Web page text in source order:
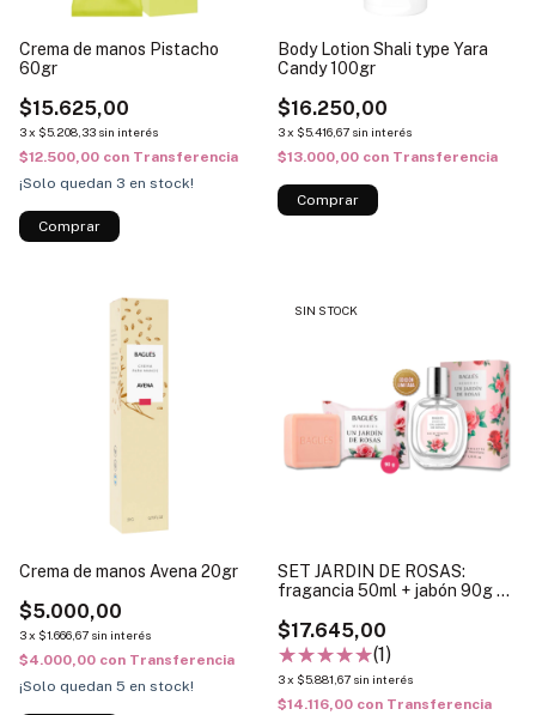
Crema de manos Pistacho
60gr
$15.625,00
3x $5.208,33 sin interés
$12.500,00 con Transferencia
¡Solo quedan 3 en stock!
Body Lotion Shali type Yara
Candy 100gr
$16.250,00
3x $5.416,67 sin interés
$13.000,00 con Transferencia
Crema de manos Avena 20gr
$5.000,00
3x $1.666,67 sin interés
$4.000,00 con Transferencia
¡Solo quedan 5 en stock!
SIN STOCK
SET JARDIN DE ROSAS:
fragancia 50ml + jabón 90g +
$17.645,00
(1)
3x $5.881,67 sin interés
$14.116,00 con Transferencia